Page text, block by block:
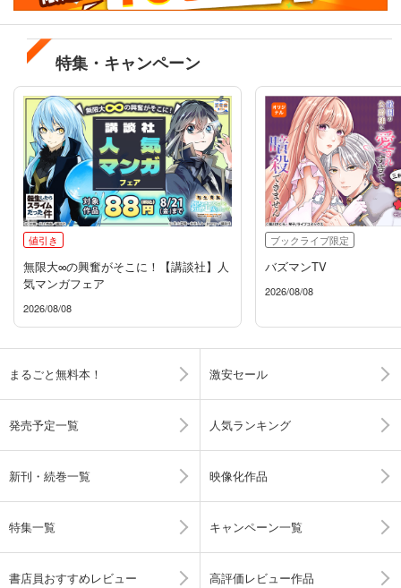
特集・キャンペーン
値引き
無限大∞の興奮がそこに！【講談社】人
気マンガフェア
2026/08/08
ブックライブ限定
バズマンTV
2026/08/08
まるごと無料本！ 激安セール
発売予定一覧 人気ランキング
新刊・続巻一覧 映像化作品
特集一覧 キャンペーン一覧
書店員おすすめレビュー 高評価レビュー作品